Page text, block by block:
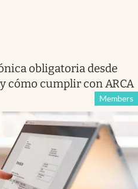
obligatoria desde
cómo cumplir con ARCA
Members